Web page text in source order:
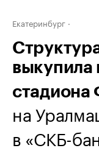
Екатеринбург
выкупила
стадиона
на
в «СКБ-